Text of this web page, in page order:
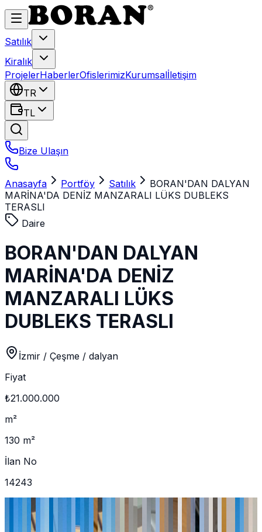
Satılık
Kiralık
ProjelerHaberlerOfislerimizKurumsalİletişim
TR
TL
Bize Ulaşın
Anasayfa Portföy Satılık
BORAN'DAN DALYAN
MARİNA'DA DENİZ MANZARALI LÜKS DUBLEKS
TERASLI
Daire
BORAN'DAN DALYAN
MARİNA'DA DENİZ
MANZARALI LÜKS
DUBLEKS TERASLI
İzmir / Çeşme / dalyan
Fiyat
₺21.000.000
m²
130 m²
İlan No
14243